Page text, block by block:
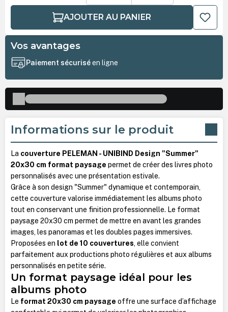
AJOUTER AU PANIER
Vos avantages
Paiement sécuriséen ligne
Informations sur le produit
La couverture PELEMAN - UNIBIND Design "Summer"
20x30 cm format paysage permet de créer des livres photo
personnalisés avec une présentation estivale.
Grâce à son design "Summer" dynamique et contemporain,
cette couverture valorise immédiatement les albums photo
tout en conservant une finition professionnelle. Le format
paysage 20x30 cm permet de mettre en avant les grandes
images, les panoramas et les doubles pages immersives.
Proposées en lot de 10 couvertures, elle convient
parfaitement aux productions photo régulières et aux albums
personnalisés en petite série.
Un format paysage idéal pour les
albums photo
Le format 20x30 cm paysage offre une surface d’affichage